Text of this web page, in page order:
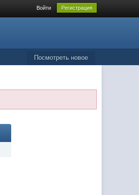
Войти Регистрация
Посмотреть новое